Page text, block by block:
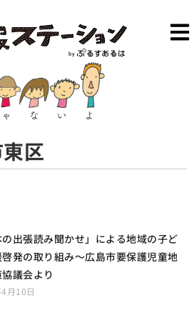
区
の出張読み聞かせ」による地域の子ど
啓発の取り組み〜広島市要保護児童地
議会より
月10日